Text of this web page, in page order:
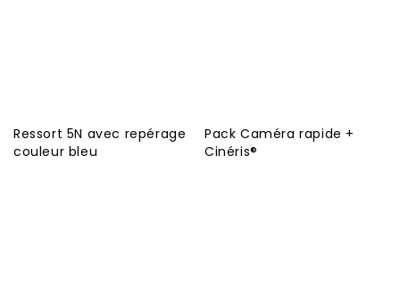
Ressort 5N avec repérage
couleur bleu
Pack Caméra rapide +
Cinéris®